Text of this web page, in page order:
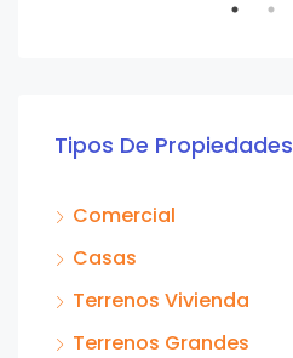
Tipos De Propiedades
Comercial
Casas
Terrenos Vivienda
Terrenos Grandes